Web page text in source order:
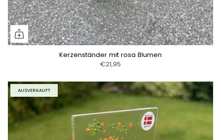
Kerzenständer mit rosa Blumen
€21,95
AUSVERKAUFT